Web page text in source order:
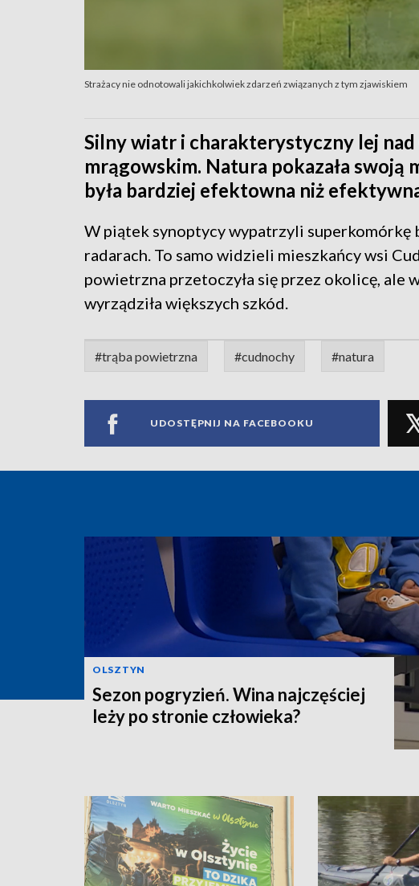
Strażacy nie odnotowali jakichkolwiek zdarzeń związanych z tym zjawiskiem
Silny wiatr i charakterystyczny lej nad
mrągowskim. Natura pokazała swoją
była bardziej efektowna niż
W piątek synoptycy wypatrzyli
radarach. To samo widzieli mieszkańcy wsi
powietrzna przetoczyła się przez okolicę, ale
wyrządziła większych szkód.
#trąba powietrzna #cudnochy #natura
UDOSTĘPNIJ NA FACEBOOKU
OLSZTYN
Sezon pogryzień. Wina najczęściej
leży po stronie człowieka?